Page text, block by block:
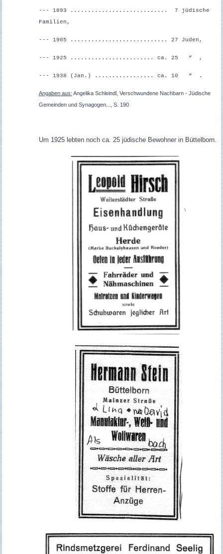
--- 1893 ............................ 7 jüdische
Familien,
--- 1905 ............................ 27 Juden,
--- 1925 ........................ ca. 25 “ ,
--- 1938 (Jan.) ................. ca. 10 “ .
Angaben aus: Angelika Schleindl, Verschwundene Nachbarn - Jüdische
Gemeinden und Synagogen..., S. 190
Um 1925 lebten noch ca. 25 jüdische Bewohner in Büttelborn.